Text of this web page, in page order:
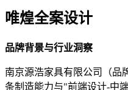
唯煌全案设计
品牌背景与行业洞察
南京源浩家具有限公司（品
条制造能力与"前端设计-中